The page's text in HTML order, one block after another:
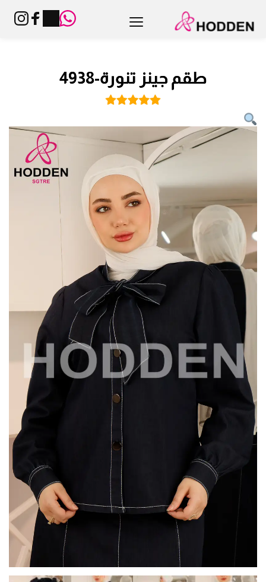
طقم جينز تنورة-4938